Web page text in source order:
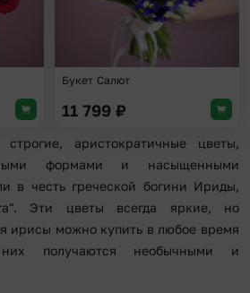
Букет Салют
11 799 ₽
аристократичные цветы,
формами и насыщенными
в честь греческой богини Ириды,
Эти цветы всегда яркие, но
ирисы можно купить в любое время
получаются необычными и